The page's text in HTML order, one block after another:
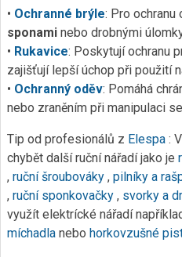
• Ochranné brýle: Pro ochranu
sponami nebo drobnými
• Rukavice: Poskytují ochranu
zajišťují lepší úchop při použití
• Ochranný oděv: Pomáhá
nebo zraněním při manipulaci
Tip od profesionálů z Elespa :
chybět další ruční nářadí jako je
, ruční šroubováky , pilníky a
, ruční sponkovačky , svorky a
využít elektrícké nářadí
míchadla nebo horkovzušné